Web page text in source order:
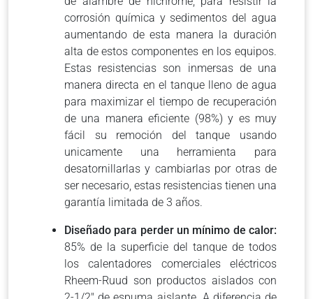
corrosión química y sedimentos del agua
aumentando de esta manera la duración
alta de estos componentes en los equipos.
Estas resistencias son inmersas de una
manera directa en el tanque lleno de agua
para maximizar el tiempo de recuperación
de una manera eficiente (98%) y es muy
fácil su remoción del tanque usando
unicamente una herramienta para
desatornillarlas y cambiarlas por otras de
ser necesario, estas resistencias tienen una
garantía limitada de 3 años.
Diseñado para perder un mínimo de calor:
85% de la superficie del tanque de todos
los calentadores comerciales eléctricos
Rheem-Ruud son productos aislados con